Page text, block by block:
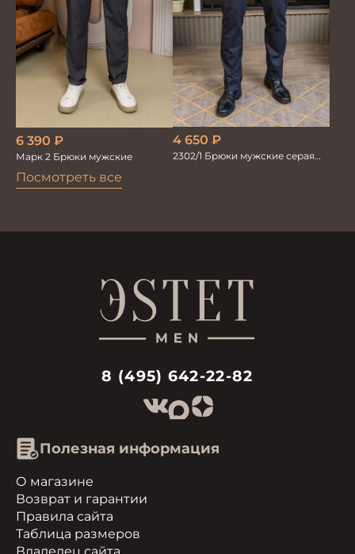
Посмотреть все
6 390 ₽
Марк 2 Брюки мужские
4 650 ₽
2302/1 Брюки мужские серая
8 (495) 642-22-82
Полезная информация
О магазине
Возврат и гарантии
Правила сайта
Таблица размеров